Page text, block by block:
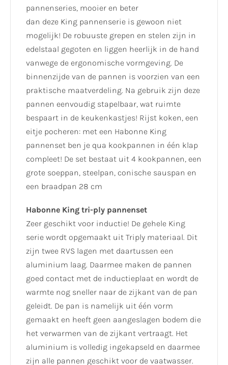
pannenseries, mooier en beter
dan deze King pannenserie is gewoon niet
mogelijk! De robuuste grepen en stelen zijn in
edelstaal gegoten en liggen heerlijk in de hand
vanwege de ergonomische vormgeving. De
binnenzijde van de pannen is voorzien van een
praktische maatverdeling. Na gebruik zijn deze
pannen eenvoudig stapelbaar, wat ruimte
bespaart in de keukenkastjes! Rijst koken, een
eitje pocheren: met een Habonne King
pannenset ben je qua kookpannen in één klap
compleet! De set bestaat uit 4 kookpannen, een
grote soeppan, steelpan, conische sauspan en
een braadpan 28 cm
Habonne King tri-ply pannenset
Zeer geschikt voor inductie! De gehele King
serie wordt opgemaakt uit Triply materiaal. Dit
zijn twee RVS lagen met daartussen een
aluminium laag. Daarmee maken de pannen
goed contact met de inductieplaat en wordt de
warmte nog sneller naar de zijkant van de pan
geleidt. De pan is namelijk uit één vorm
gemaakt en heeft geen aangeslagen bodem die
het verwarmen van de zijkant vertraagt. Het
aluminium is volledig ingekapseld en daarmee
zijn alle pannen geschikt voor de vaatwasser.